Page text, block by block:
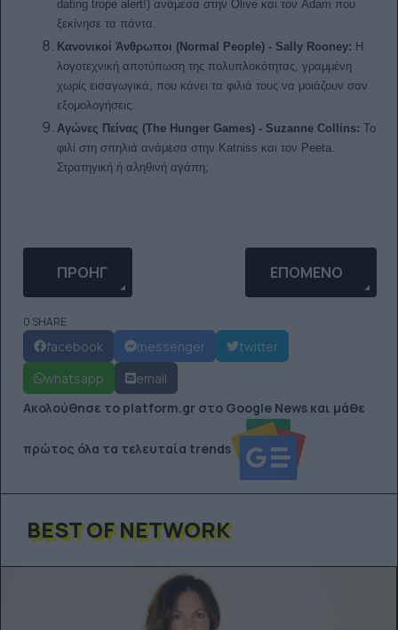
dating trope alert!) ανάμεσα στην Olive και τον Adam που
ξεκίνησε τα πάντα.
Κανονικοί Άνθρωποι (Normal People) - Sally Rooney: Η
λογοτεχνική αποτύπωση της πολυπλοκότητας, γραμμένη
χωρίς εισαγωγικά, που κάνει τα φιλιά τους να μοιάζουν σαν
εξομολογήσεις.
Αγώνες Πείνας (The Hunger Games) - Suzanne Collins: Το
φιλί στη σπηλιά ανάμεσα στην Katniss και τον Peeta.
Στρατηγική ή αληθινή αγάπη;
ΠΡΟΗΓΟΎΜΕΝΟ ΆΡΘΡΟ: LOW-VIBRATIONAL
ΠΡΟΗΓ ΕΠΌΜΕΝΟ
ΕΠΌΜΕΝΟ
0 SHARE
facebook messenger
twitter
whatsapp
email
Ακολούθησε το platform.gr στο Google News και μάθε
πρώτος όλα τα τελευταία trends
BEST OF NETWORK